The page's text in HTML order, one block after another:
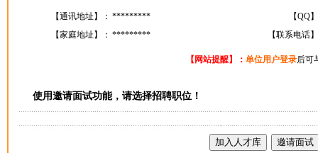
【通讯地址】： *********
【QQ
【家庭地址】： ********* 【联系电话
【网站提醒】： 单位用户登录后可
使用邀请面试功能，请选择招聘职位！